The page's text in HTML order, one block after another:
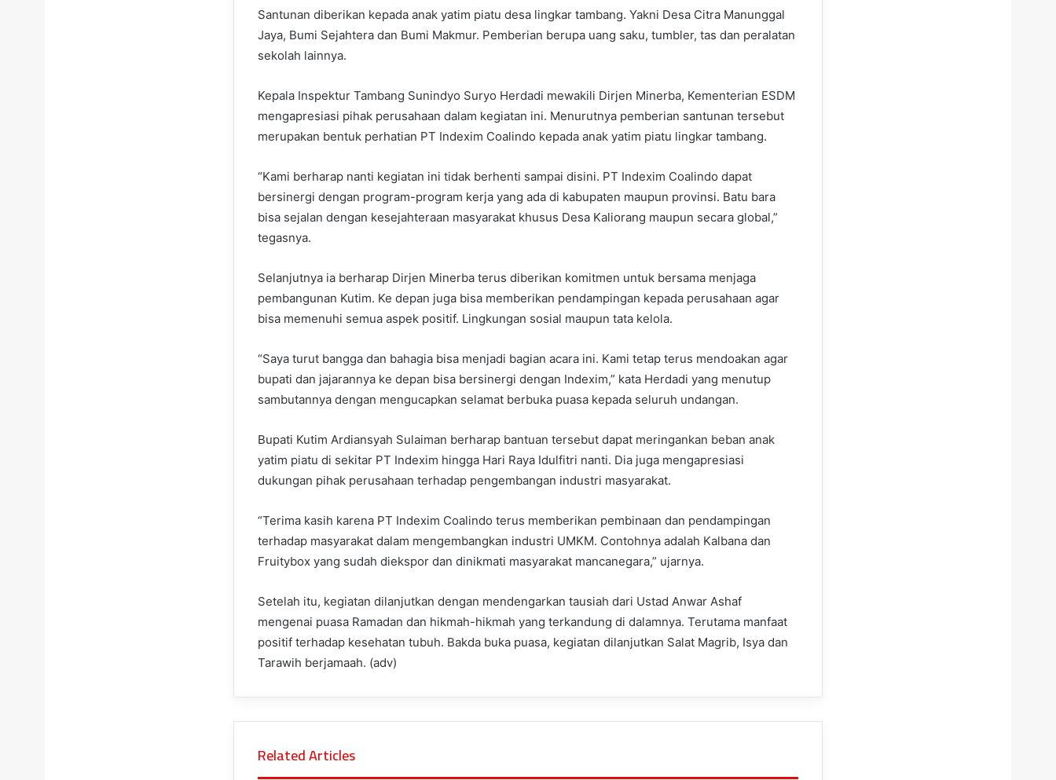
Santunan diberikan kepada anak yatim piatu desa lingkar tambang. Yakni Desa Citra Manunggal
Jaya, Bumi Sejahtera dan Bumi Makmur. Pemberian berupa uang saku, tumbler, tas dan peralatan
sekolah lainnya.
Kepala Inspektur Tambang Sunindyo Suryo Herdadi mewakili Dirjen Minerba, Kementerian ESDM
mengapresiasi pihak perusahaan dalam kegiatan ini. Menurutnya pemberian santunan tersebut
merupakan bentuk perhatian PT Indexim Coalindo kepada anak yatim piatu lingkar tambang.
“Kami berharap nanti kegiatan ini tidak berhenti sampai disini. PT Indexim Coalindo dapat
bersinergi dengan program-program kerja yang ada di kabupaten maupun provinsi. Batu bara
bisa sejalan dengan kesejahteraan masyarakat khusus Desa Kaliorang maupun secara global,”
tegasnya.
Selanjutnya ia berharap Dirjen Minerba terus diberikan komitmen untuk bersama menjaga
pembangunan Kutim. Ke depan juga bisa memberikan pendampingan kepada perusahaan agar
bisa memenuhi semua aspek positif. Lingkungan sosial maupun tata kelola.
“Saya turut bangga dan bahagia bisa menjadi bagian acara ini. Kami tetap terus mendoakan agar
bupati dan jajarannya ke depan bisa bersinergi dengan Indexim,” kata Herdadi yang menutup
sambutannya dengan mengucapkan selamat berbuka puasa kepada seluruh undangan.
Bupati Kutim Ardiansyah Sulaiman berharap bantuan tersebut dapat meringankan beban anak
yatim piatu di sekitar PT Indexim hingga Hari Raya Idulfitri nanti. Dia juga mengapresiasi
dukungan pihak perusahaan terhadap pengembangan industri masyarakat.
“Terima kasih karena PT Indexim Coalindo terus memberikan pembinaan dan pendampingan
terhadap masyarakat dalam mengembangkan industri UMKM. Contohnya adalah Kalbana dan
Fruitybox yang sudah diekspor dan dinikmati masyarakat mancanegara,” ujarnya.
Setelah itu, kegiatan dilanjutkan dengan mendengarkan tausiah dari Ustad Anwar Ashaf
mengenai puasa Ramadan dan hikmah-hikmah yang terkandung di dalamnya. Terutama manfaat
positif terhadap kesehatan tubuh. Bakda buka puasa, kegiatan dilanjutkan Salat Magrib, Isya dan
Tarawih berjamaah. (adv)
Related Articles